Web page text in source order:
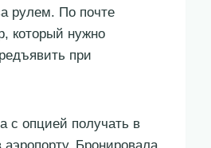
рулем. По почте
который нужно
при
с опцией получать в